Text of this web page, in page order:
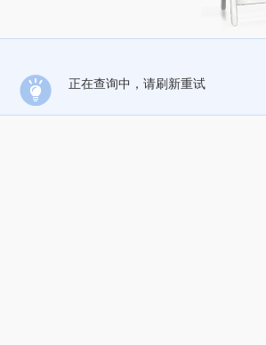
正在查询中，请刷新重试